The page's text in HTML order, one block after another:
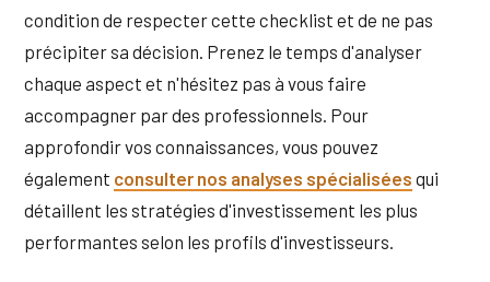
condition de respecter cette checklist et de ne pas
précipiter sa décision. Prenez le temps d'analyser
chaque aspect et n'hésitez pas à vous faire
accompagner par des professionnels. Pour
approfondir vos connaissances, vous pouvez
également consulter nos analyses spécialisées qui
détaillent les stratégies d'investissement les plus
performantes selon les profils d'investisseurs.